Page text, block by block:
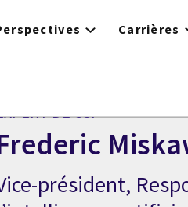
Carrières
DE CGI
de CGI Frederic Miskawi
président,